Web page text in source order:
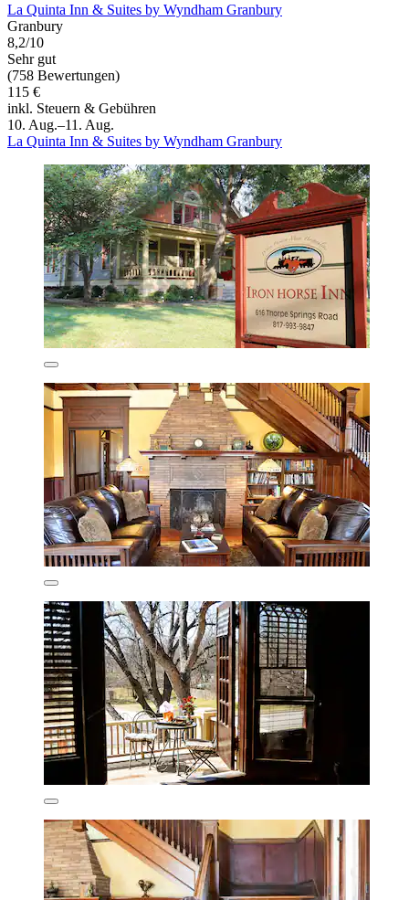
La Quinta Inn & Suites by Wyndham Granbury
Granbury
8,2/10
Sehr gut
(758 Bewertungen)
115 €
inkl. Steuern & Gebühren
10. Aug.–11. Aug.
La Quinta Inn & Suites by Wyndham Granbury